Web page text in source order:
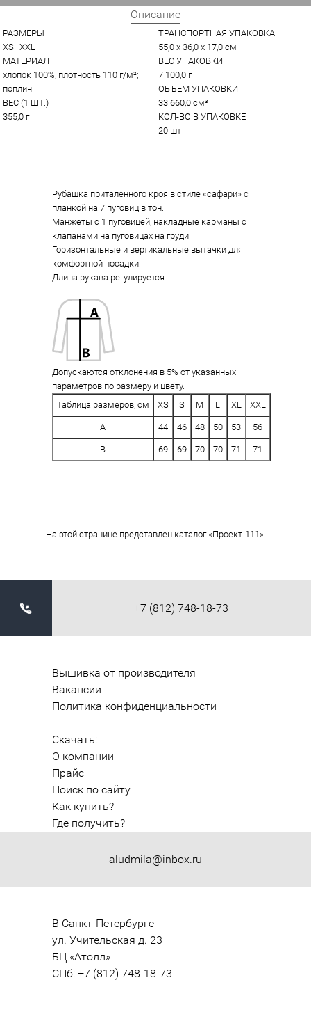
Описание
РАЗМЕРЫ
XS–XXL
МАТЕРИАЛ
хлопок 100%, плотность 110 г/м²;
поплин
ВЕС (1 ШТ.)
355,0 г
ТРАНСПОРТНАЯ УПАКОВКА
55,0 x 36,0 x 17,0 см
ВЕС УПАКОВКИ
7 100,0 г
ОБЪЕМ УПАКОВКИ
33 660,0 см³
КОЛ-ВО В УПАКОВКЕ
20 шт
Рубашка приталенного кроя в стиле «сафари» с
планкой на 7 пуговиц в тон.
Манжеты с 1 пуговицей, накладные карманы с
клапанами на пуговицах на груди.
Горизонтальные и вертикальные вытачки для
комфортной посадки.
Длина рукава регулируется.
Допускаются отклонения в 5% от указанных
параметров по размеру и цвету.
Таблица размеров, см
XS S M L XL XXL
A 44 46 48 50 53 56
B 69 69 70 70 71 71
На этой странице представлен каталог «Проект-111».
+7 (812) 748-18-73
aludmila@inbox.ru
Вышивка от производителя
Вакансии
Политика конфиденциальности
Скачать:
О компании
Прайс
Поиск по сайту
Как купить?
Где получить?
В Санкт-Петербурге
ул. Учительская д. 23
БЦ «Атолл»
СПб: +7 (812) 748-18-73